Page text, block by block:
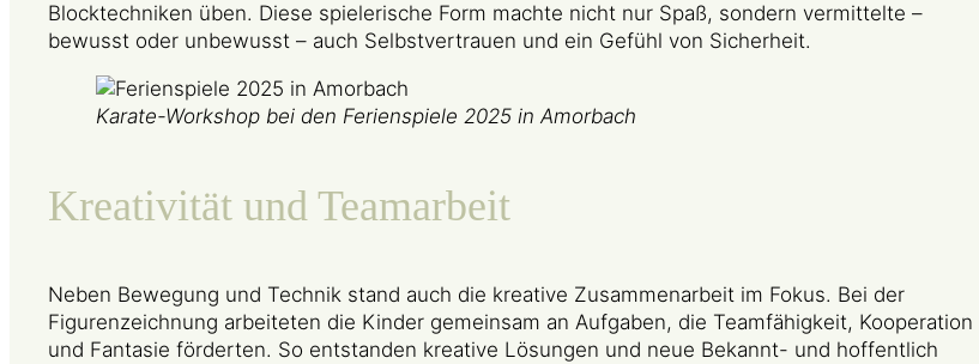
Blocktechniken üben. Diese spielerische Form machte nicht nur Spaß, sondern vermittelte –
bewusst oder unbewusst – auch Selbstvertrauen und ein Gefühl von Sicherheit.
Karate-Workshop bei den Ferienspiele 2025 in Amorbach
Kreativität und Teamarbeit
Neben Bewegung und Technik stand auch die kreative Zusammenarbeit im Fokus. Bei der
Figurenzeichnung arbeiteten die Kinder gemeinsam an Aufgaben, die Teamfähigkeit, Kooperation
und Fantasie förderten. So entstanden kreative Lösungen und neue Bekannt- und hoffentlich